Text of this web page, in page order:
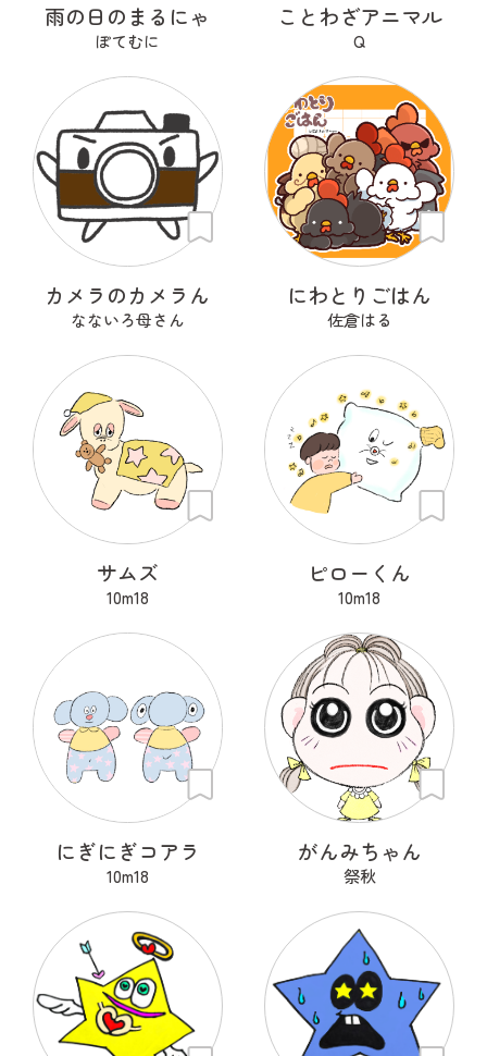
雨の日のまるにゃ
ぽてむに
ことわざアニマル
Q
カメラのカメラん
なないろ母さん
にわとりごはん
佐倉はる
サムズ
10m18
ピローくん
10m18
にぎにぎコアラ
10m18
がんみちゃん
祭秋